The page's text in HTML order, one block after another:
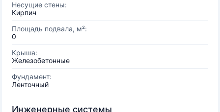
Несущие стены:
Кирпич
Площадь подвала, м²:
0
Крыша:
Железобетонные
Фундамент:
Ленточный
Инженерные системы